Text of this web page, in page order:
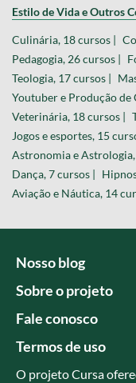
Estilo de Vida e Outros
Culinária, 18 cursos |
Pedagogia, 26 cursos |
Teologia, 17 cursos |
Youtuber e Produção de
Veterinária, 18 cursos |
Jogos e esportes, 15
Astronomia e Astrologia,
Dança, 7 cursos |
Aviação e Náutica, 14
Nosso blog
Sobre o projeto
Fale conosco
Termos de uso
O projeto Cursa